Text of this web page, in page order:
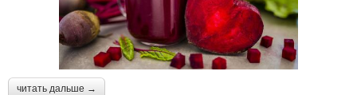
читать дальше →